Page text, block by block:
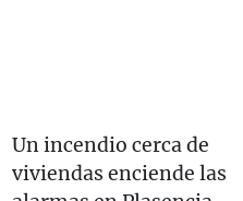
Un incendio cerca de
viviendas enciende las